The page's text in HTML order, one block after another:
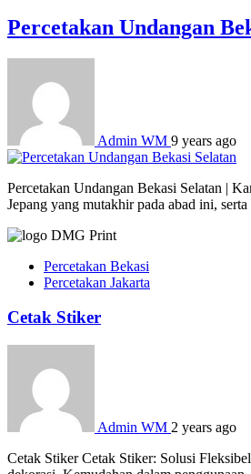
Percetakan Undangan
Admin WM 9 years ago
Percetakan Undangan Bekasi Selatan |
Jepang yang mutakhir pada abad ini,
Percetakan Bekasi
Percetakan Jakarta
Cetak Stiker
Admin WM 2 years ago
Cetak Stiker Cetak Stiker: Solusi